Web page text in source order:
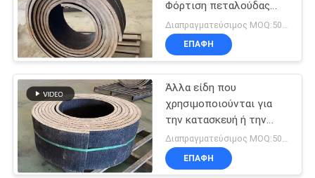
Φόρτιση πεταλούδας
πέδησης με πεταλούδα
πεταλούδας πέδησης
από χαλκό αμίαντου
ΕΠΑΦΉ
Άλλα είδη που
χρησιμοποιούνται για
την κατασκευή ή την
κατασκευή οχημάτων με
κινητήρα
Διαπραγματεύσιμος MOQ:500 χιλιοστά
ΕΠΑΦΉ